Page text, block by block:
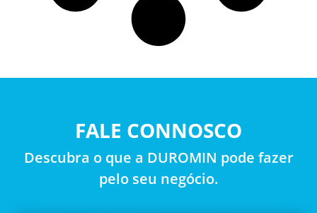
FALE CONNOSCO
Descubra o que a DUROMIN pode fazer
pelo seu negócio.